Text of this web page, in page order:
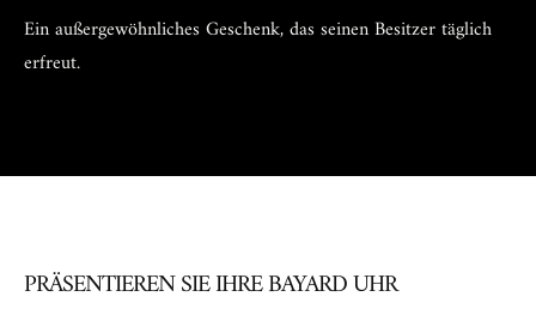
Ein außergewöhnliches Geschenk, das seinen Besitzer täglich
erfreut.
PRÄSENTIEREN SIE IHRE BAYARD UHR